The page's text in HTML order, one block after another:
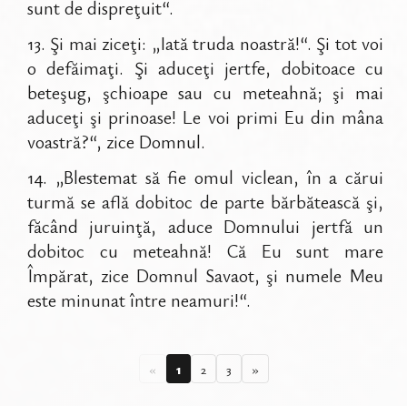
sunt de dispreţuit“.
13. Şi mai ziceţi: „Iată truda noastră!“. Şi tot voi
o defăimaţi. Şi aduceţi jertfe, dobitoace cu
beteşug, şchioape sau cu meteahnă; şi mai
aduceţi şi prinoase! Le voi primi Eu din mâna
voastră?“, zice Domnul.
14. „Blestemat să fie omul viclean, în a cărui
turmă se află dobitoc de parte bărbătească şi,
făcând juruinţă, aduce Domnului jertfă un
dobitoc cu meteahnă! Că Eu sunt mare
Împărat, zice Domnul Savaot, şi numele Meu
este minunat între neamuri!“.
« 1 2 3 »